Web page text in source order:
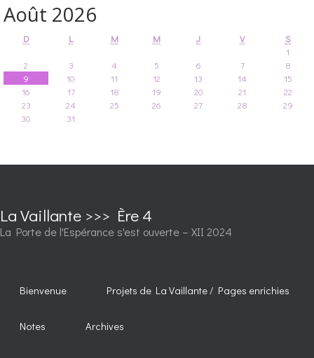
Août 2026
D L M M J V
S
1
2
3 4 5 6 7
8
9
10 11 12 13 14
15
16
17 18 19 20 21
22
23
24 25 26 27 28
29
30
31
La Vaillante >>> Ère 4
La Porte de l'Espérance s'est ouverte – XII 2024
Bienvenue Projets de La Vaillante / Pages enrichies
Notes Archives